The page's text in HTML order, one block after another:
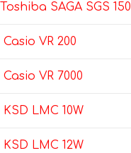
Toshiba SAGA SGS 150
Casio VR 200
Casio VR 7000
KSD LMC 10W
KSD LMC 12W